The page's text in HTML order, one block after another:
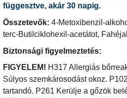
függesztve, akár 30 napig.
Összetevők:4-Metoxibenzil-
terc-Butilciklohexil-acetátot,
Biztonsági figyelmeztetés:
FIGYELEM! H317 Allergiás
Súlyos szemkárosodást okoz.
tartandó. P261 Kerülje a gőzök